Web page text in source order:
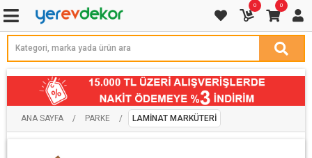
0 0
ANA SAYFA / PARKE / LAMINAT MARKÜTERI